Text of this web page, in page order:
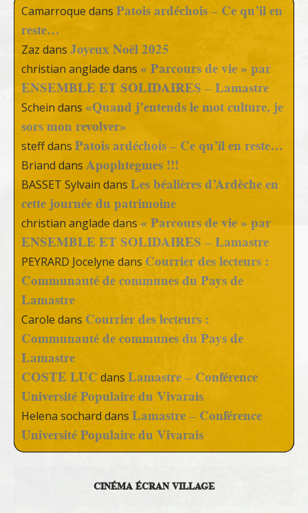
Camarroque dans Patois ardéchois – Ce qu’il en
reste…
Zaz dans Joyeux Noël 2025
christian anglade dans « Parcours de vie » par
ENSEMBLE ET SOLIDAIRES – Lamastre
Schein dans «Quand j’entends le mot culture, je
sors mon revolver»
steffdans Patois ardéchois – Ce qu’il en reste…
Briand dans Apophtegmes !!!
BASSET Sylvain dans Les béalières d’Ardèche en
cette journée du patrimoine
christian anglade dans « Parcours de vie » par
ENSEMBLE ET SOLIDAIRES – Lamastre
PEYRARD Jocelyne dans Courrier des lecteurs :
Communauté de communes du Pays de
Lamastre
Carole dans Courrier des lecteurs :
Communauté de communes du Pays de
Lamastre
COSTE LUC dans Lamastre – Conférence
Université Populaire du Vivarais
Helena sochard dans Lamastre – Conférence
Université Populaire du Vivarais
CINÉMA ÉCRAN VILLAGE